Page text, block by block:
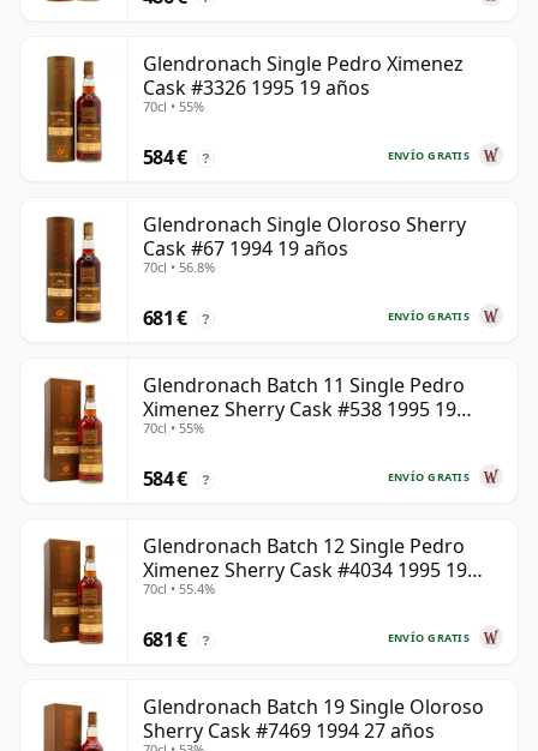
Glendronach Single Pedro Ximenez
Cask #3326 1995 19 años
70cl • 55%
ENVÍO GRATIS
584 € ?
Glendronach Single Oloroso Sherry
Cask #67 1994 19 años
70cl • 56.8%
ENVÍO GRATIS
681 € ?
Glendronach Batch 11 Single Pedro
Ximenez Sherry Cask #538 1995 19
años
70cl • 55%
ENVÍO GRATIS
584 € ?
Glendronach Batch 12 Single Pedro
Ximenez Sherry Cask #4034 1995 19
años
70cl • 55.4%
ENVÍO GRATIS
681 € ?
Glendronach Batch 19 Single Oloroso
Sherry Cask #7469 1994 27 años